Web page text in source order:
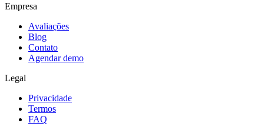
Empresa
Avaliações
Blog
Contato
Agendar demo
Legal
Privacidade
Termos
FAQ